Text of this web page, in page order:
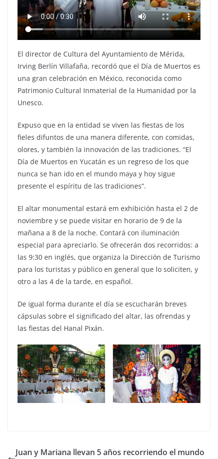
El director de Cultura del Ayuntamiento de Mérida,
Irving Berlín Villafaña, recordó que el Día de Muertos es
una gran celebración en México, reconocida como
Patrimonio Cultural Inmaterial de la Humanidad por la
Unesco.
Expuso que en la entidad se viven las fiestas de los
fieles difuntos de una manera diferente, con comidas,
olores, y también la innovación de las tradiciones. “El
Día de Muertos en Yucatán es un regreso de los que
nunca se han ido en el mundo maya y hoy sigue
presente el espíritu de las tradiciones”.
El altar monumental estará em exhibición hasta el 2 de
noviembre y se puede visitar en horario de 9 de la
mañana a 8 de la noche. Contará con iluminación
especial para apreciarlo. Se ofrecerán dos recorridos: a
las 9:30 en inglés, que organiza la Dirección de Turismo
para los turistas y público en general que lo soliciten, y
otro a las 4 de la tarde, en español.
De igual forma durante el día se escucharán breves
cápsulas sobre el significado del altar, las ofrendas y
las fiestas del Hanal Pixán.
Juan y Mariana llevan 5 años recorriendo el mundo